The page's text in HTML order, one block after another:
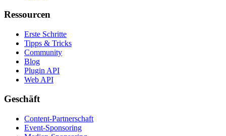
Ressourcen
Erste Schritte
Tipps & Tricks
Community
Blog
Plugin API
Web API
Geschäft
Content-Partnerschaft
Event-Sponsoring